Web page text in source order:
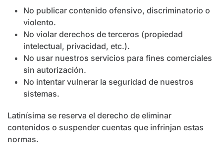
No publicar contenido ofensivo, discriminatorio o
violento.
No violar derechos de terceros (propiedad
intelectual, privacidad, etc.).
No usar nuestros servicios para fines comerciales
sin autorización.
No intentar vulnerar la seguridad de nuestros
sistemas.
Latinísima se reserva el derecho de eliminar
contenidos o suspender cuentas que infrinjan estas
normas.